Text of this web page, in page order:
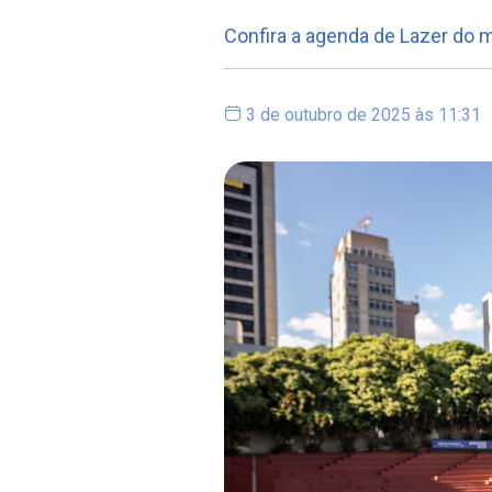
Confira a agenda de Lazer do
3 de outubro de 2025 às 11:31